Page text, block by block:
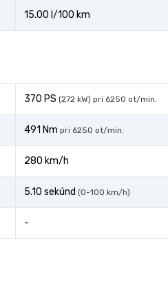
15.00 l/100 km
370 PS (272 kW) pri 6250 ot/min.
491 Nm pri 6250 ot/min.
280 km/h
5.10 sekúnd (0-100 km/h)
-